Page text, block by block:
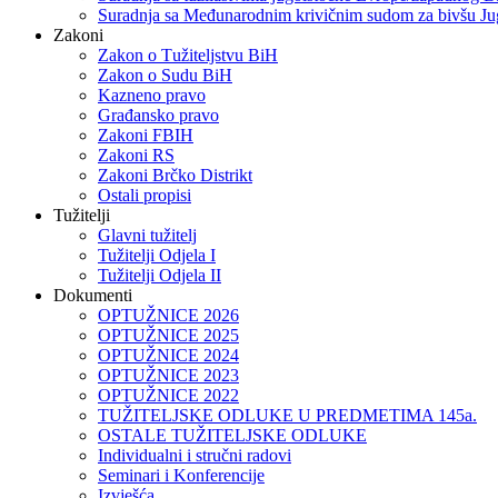
Suradnja sa Međunarodnim krivičnim sudom za bivšu
Zakoni
Zakon o Тužiteljstvu BiH
Zakon o Sudu BiH
Kazneno pravo
Građansko pravo
Zakoni FBIH
Zakoni RS
Zakoni Brčko Distrikt
Ostali propisi
Tužitelji
Glavni tužitelj
Tužitelji Odjela I
Tužitelji Odjela II
Dokumenti
OPTUŽNICE 2026
OPTUŽNICE 2025
OPTUŽNICE 2024
OPTUŽNICE 2023
OPTUŽNICE 2022
TUŽITELJSKE ODLUKE U PREDMETIMA 145a.
OSTALE TUŽITELJSKE ODLUKE
Individualni i stručni radovi
Seminari i Konferencije